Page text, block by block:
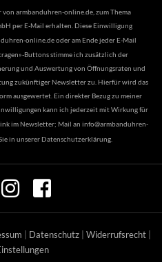
armbanduhren-online.de, zum Thema
per E-Mail erhalten. Diese Einwilligung
online.deoder am Ende jeder E-Mail
Buttons stimme ich zusätzlich der
und Auswertung von Öffnungsraten und
zukünftiger Newsletter zu. Hierfür wird das
ausgewertet. Ein direkter Bezug zu meiner
kann ich jederzeit mit Wirkung für
im Newsletter; Mail an info@armbanduhren-
in unserer Datenschutzerklärung
Datenschutz Widerrufsrecht